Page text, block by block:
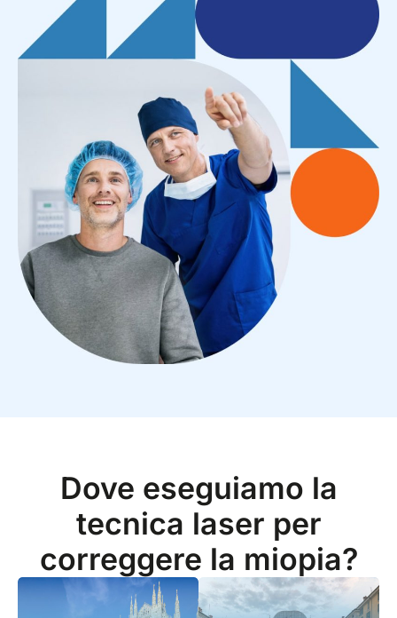
Dove eseguiamo la
tecnica laser per
correggere la miopia?